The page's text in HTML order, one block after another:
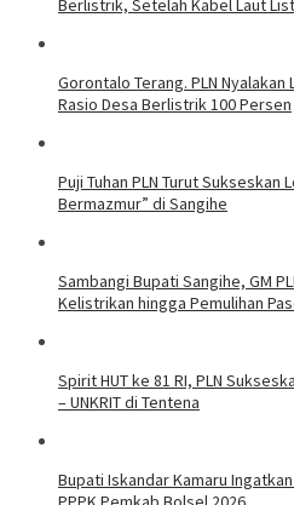
Gorontalo Terang. PLN
Rasio Desa Berlistrik 100 Persen
Puji Tuhan PLN Turut Sukseskan
Bermazmur” di Sangihe
Sambangi Bupati Sangihe, GM
Kelistrikan hingga Pemulihan
Spirit HUT ke 81 RI, PLN
– UNKRIT di Tentena
Bupati Iskandar Kamaru